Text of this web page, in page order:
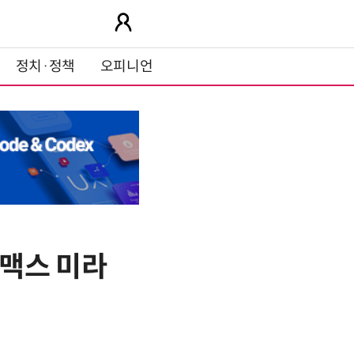
정치·정책 오피니언
스 미라